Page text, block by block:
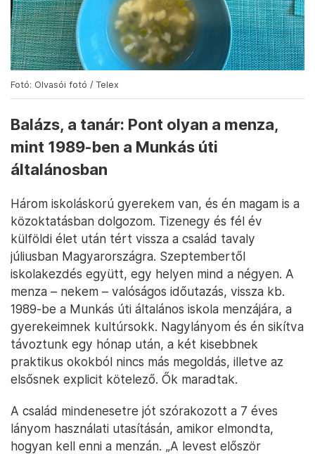
Fotó: Olvasói fotó / Telex
Balázs, a tanár: Pont olyan a menza,
mint 1989-ben a Munkás úti
általánosban
Három iskoláskorú gyerekem van, és én magam is a
közoktatásban dolgozom. Tizenegy és fél év
külföldi élet után tért vissza a család tavaly
júliusban Magyarországra. Szeptembertől
iskolakezdés együtt, egy helyen mind a négyen. A
menza – nekem – valóságos időutazás, vissza kb.
1989-be a Munkás úti általános iskola menzájára, a
gyerekeimnek kultúrsokk. Nagylányom és én sikítva
távoztunk egy hónap után, a két kisebbnek
praktikus okokból nincs más megoldás, illetve az
elsősnek explicit kötelező. Ők maradtak.
A család mindenesetre jót szórakozott a 7 éves
lányom használati utasításán, amikor elmondta,
hogyan kell enni a menzán. „A levest először